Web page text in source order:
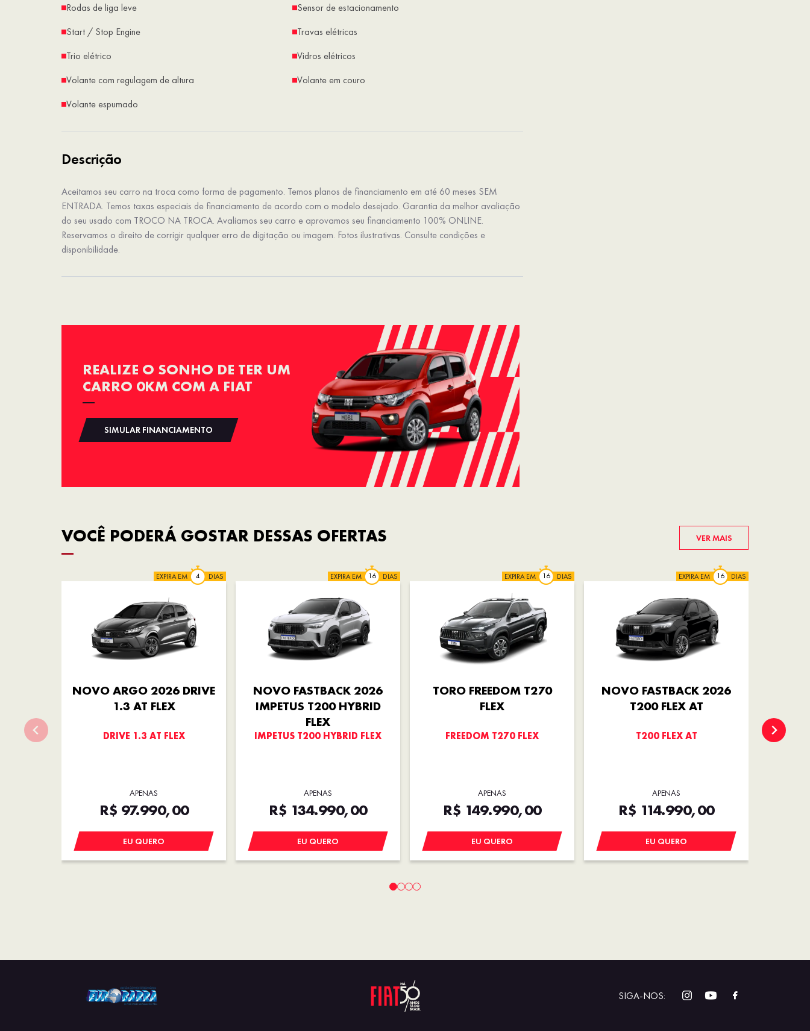
Rodas de liga leve
Sensor de estacionamento
Start / Stop Engine
Travas elétricas
Trio elétrico
Vidros elétricos
Volante com regulagem de altura
Volante em couro
Volante espumado
Descrição
Aceitamos seu carro na troca como forma de pagamento. Temos planos de financiamento em até 60 meses SEM
ENTRADA. Temos taxas especiais de financiamento de acordo com o modelo desejado. Garantia da melhor avaliação
do seu usado com TROCO NA TROCA. Avaliamos seu carro e aprovamos seu financiamento 100% ONLINE.
Reservamos o direito de corrigir qualquer erro de digitação ou imagem. Fotos ilustrativas. Consulte condições e
disponibilidade.
REALIZE O SONHO DE TER UM
CARRO 0KM COM A FIAT
SIMULAR FINANCIAMENTO
VOCÊ PODERÁ GOSTAR DESSAS OFERTAS VER MAIS
EXPIRA EM DIAS
NOVO ARGO 2026 DRIVE
1.3 AT FLEX
DRIVE 1.3 AT FLEX
APENAS
R$ 97.990,00
EU QUERO
EXPIRA EM DIAS
NOVO FASTBACK 2026
IMPETUS T200 HYBRID
FLEX
IMPETUS T200 HYBRID FLEX
APENAS
R$ 134.990,00
EU QUERO
EXPIRA EM DIAS
TORO FREEDOM T270
FLEX
FREEDOM T270 FLEX
APENAS
R$ 149.990,00
EU QUERO
EXPIRA EM DIAS
NOVO FASTBACK 2026
T200 FLEX AT
T200 FLEX AT
APENAS
R$ 114.990,00
EU QUERO
SIGA-NOS: